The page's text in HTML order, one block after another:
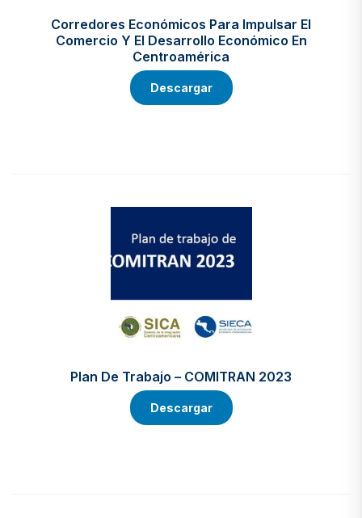
Corredores Económicos Para Impulsar El
Comercio Y El Desarrollo Económico En
Centroamérica
Descargar
Plan De Trabajo – COMITRAN 2023
Descargar